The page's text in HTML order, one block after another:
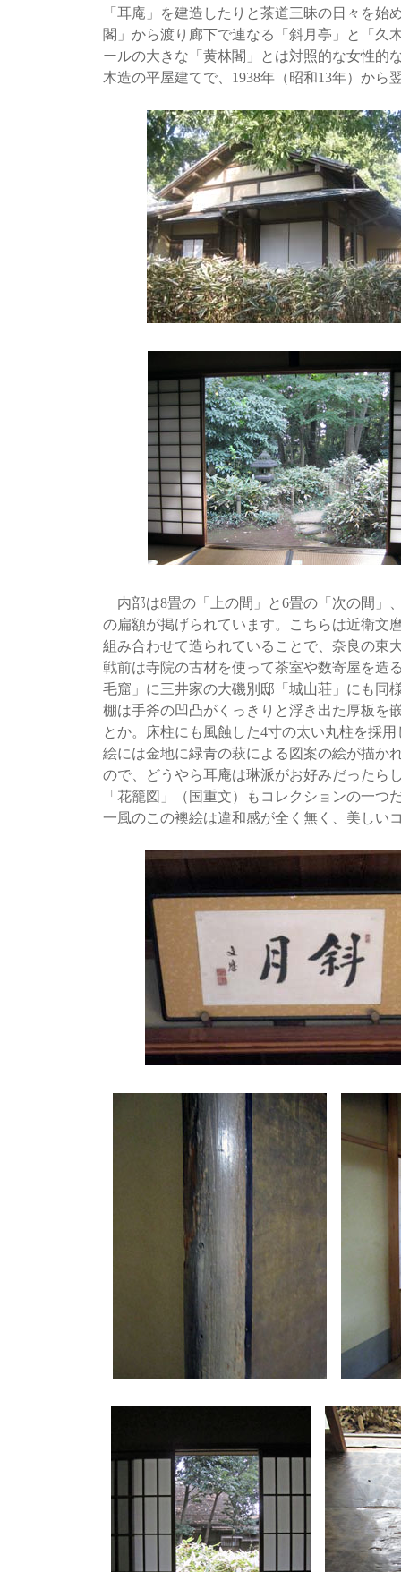
「耳庵」を建造したりと茶道三昧の日々を
閣」から渡り廊下で連なる「斜月亭」と「久
ールの大きな「黄林閣」とは対照的な女性的
木造の平屋建てで、1938年（昭和13年）から
内部は8畳の「上の間」と6畳の「次の間」
の扁額が掲げられています。こちらは近衛文
組み合わせて造られていることで、奈良の東
戦前は寺院の古材を使って茶室や数寄屋を造
毛窟」に三井家の大磯別邸「城山荘」にも同
棚は手斧の凹凸がくっきりと浮き出た厚板を
とか。床柱にも風蝕した4寸の太い丸柱を採
絵には金地に緑青の萩による図案の絵が描か
ので、どうやら耳庵は琳派がお好みだったら
「花籠図」（国重文）もコレクションの一
一風のこの襖絵は違和感が全く無く、美しい